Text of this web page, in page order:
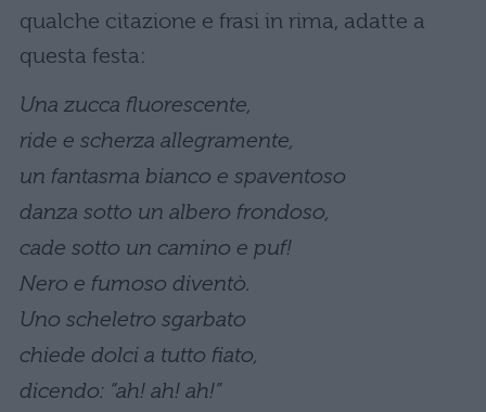
qualche citazione e frasi in rima, adatte a
questa festa:
Una zucca fluorescente,
ride e scherza allegramente,
un fantasma bianco e spaventoso
danza sotto un albero frondoso,
cade sotto un camino e puf!
Nero e fumoso diventò.
Uno scheletro sgarbato
chiede dolci a tutto fiato,
dicendo: “ah! ah! ah!”